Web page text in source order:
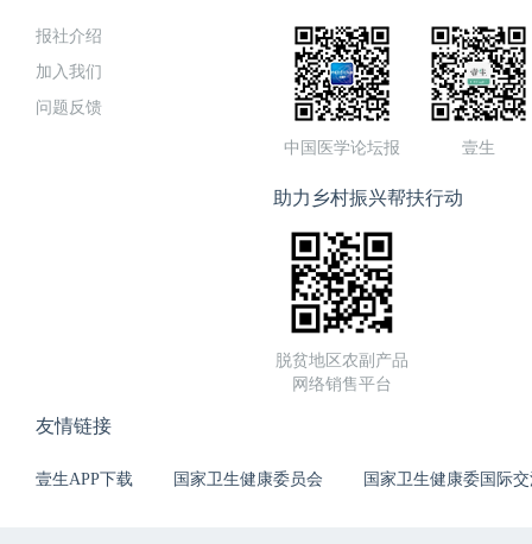
报社介绍
加入我们
问题反馈
中国医学论坛报 壹生
助力乡村振兴帮扶行动
脱贫地区农副产品
网络销售平台
友情链接
壹生APP下载 国家卫生健康委员会 国家卫生健康委国际